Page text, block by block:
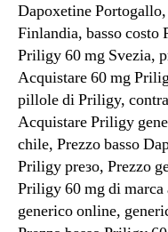
Dapoxetine
Finlandia, basso
Priligy 60 mg Svezia,
Acquistare 60 mg
pillole di Priligy,
Acquistare Priligy
chile, Prezzo basso
Priligy preзo, Prezzo
Priligy 60 mg di
generico online,